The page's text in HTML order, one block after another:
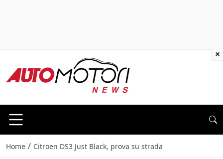
Home / Citroen DS3 Just Black, prova su strada
×